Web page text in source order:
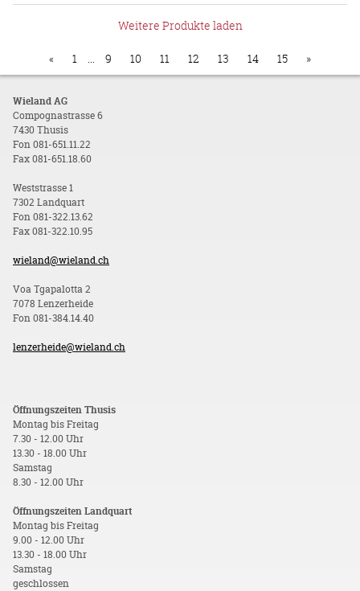
Weitere Produkte laden
« 1 ... 9 10 11 12 13 14 15 »
Wieland AG
Compognastrasse 6
7430 Thusis
Fon 081-651.11.22
Fax 081-651.18.60
Weststrasse 1
7302 Landquart
Fon 081-322.13.62
Fax 081-322.10.95
wieland@wieland.ch
Voa Tgapalotta 2
7078 Lenzerheide
Fon 081-384.14.40
lenzerheide@wieland.ch
Öffnungszeiten Thusis
Montag bis Freitag
7.30 - 12.00 Uhr
13.30 - 18.00 Uhr
Samstag
8.30 - 12.00 Uhr
Öffnungszeiten Landquart
Montag bis Freitag
9.00 - 12.00 Uhr
13.30 - 18.00 Uhr
Samstag
geschlossen